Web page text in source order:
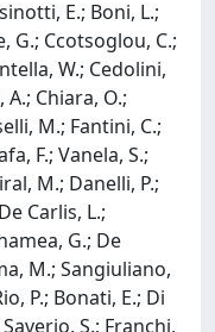
E.; Boni, L.;
G.; Ccotsoglou, C.;
W.; Cedolini,
A.; Chiara, O.;
M.; Fantini, C.;
F.; Vanela, S.;
M.; Danelli, P.;
Carlis, L.;
G.; De
M.; Sangiuliano,
P.; Bonati, E.; Di
S.; Franchi,